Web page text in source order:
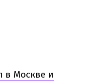
в Москве и